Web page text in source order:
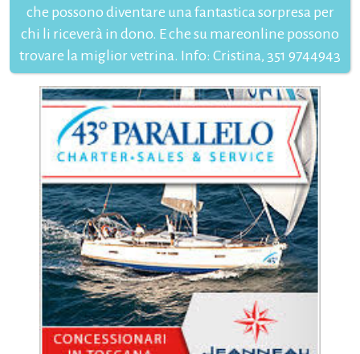
che possono diventare una fantastica sorpresa per
chi li riceverà in dono. E che su mareonline possono
trovare la miglior vetrina. Info: Cristina, 351 9744943